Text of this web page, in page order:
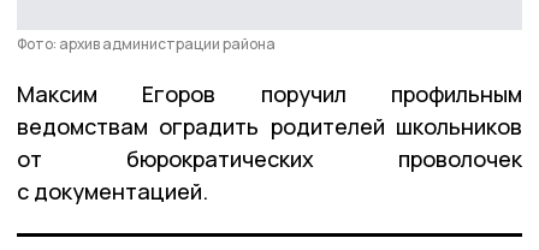
Фото: архив администрации района
Максим Егоров поручил профильным
ведомствам оградить родителей школьников
от бюрократических проволочек
с документацией.